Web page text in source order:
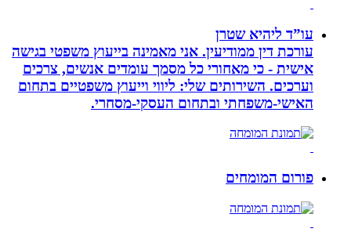
עו”ד ליהיא שטרן
עורכת דין ממודיעין. אני מאמינה בייעוץ משפטי בגישה
אישית - כי מאחורי כל מסמך עומדים אנשים, צרכים
וערכים. השירותים שלי: ליווי וייעוץ משפטיים בתחום
האישי-משפחתי ובתחום העסקי-מסחרי.
פורום המומחים